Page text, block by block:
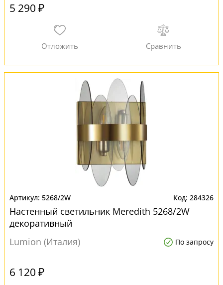
5 290 ₽
5268/2W 284326
Настенный светильник Meredith 5268/2W
декоративный
Lumion (Италия)
По запросу
6 120 ₽